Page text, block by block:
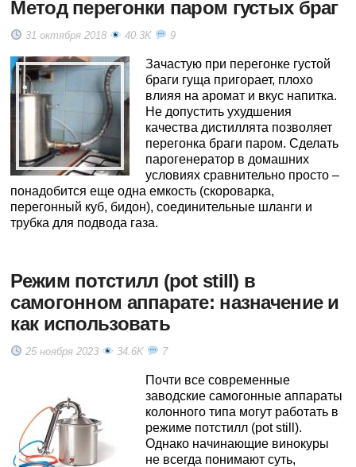
Метод перегонки паром густых браг
31 октября 2018 40.3K 9
Зачастую при перегонке густой
браги гуща пригорает, плохо
влияя на аромат и вкус напитка.
Не допустить ухудшения
качества дистиллята позволяет
перегонка браги паром. Сделать
парогенератор в домашних
условиях сравнительно просто –
понадобится еще одна емкость (скороварка,
перегонный куб, бидон), соединительные шланги и
трубка для подвода газа.
Режим потстилл (pot still) в
самогонном аппарате: назначение и
как использовать
25 ноября 2023 34.6K 7
Почти все современные
заводские самогонные аппараты
колонного типа могут работать в
режиме потстилл (pot still).
Однако начинающие винокуры
не всегда понимают суть,